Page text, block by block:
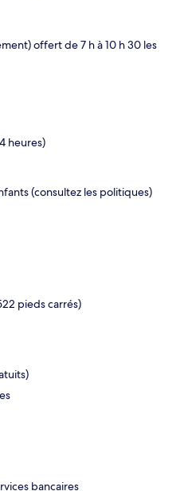
offert de 7 h à 10 h 30 les
heures)
(consultez les politiques)
pieds carrés)
bancaires